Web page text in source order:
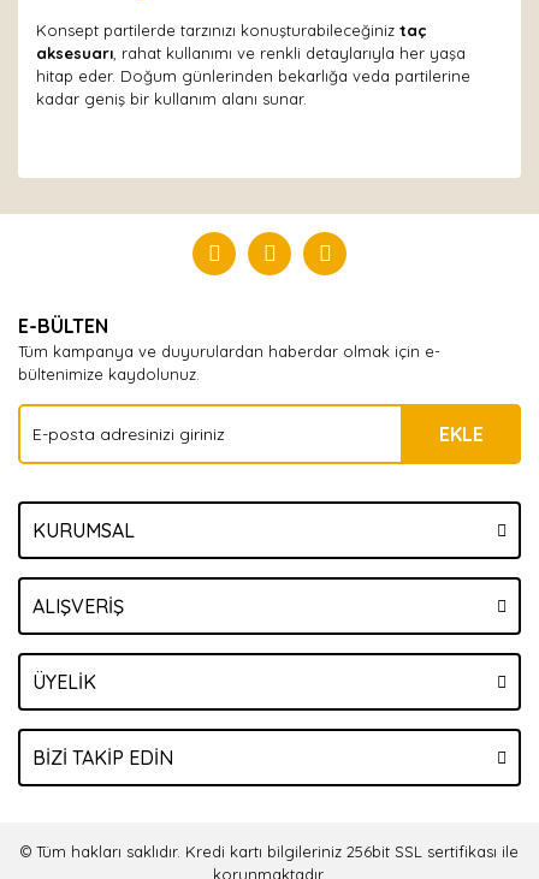
Konsept partilerde tarzınızı konuşturabileceğiniz taç
aksesuarı , rahat kullanımı ve renkli detaylarıyla her yaşa
hitap eder. Doğum günlerinden bekarlığa veda partilerine
kadar geniş bir kullanım alanı sunar.
Yorum Yaz
E-BÜLTEN
Tüm kampanya ve duyurulardan haberdar olmak için e-
bültenimize kaydolunuz.
EKLE
KURUMSAL
ALIŞVERİŞ
ÜYELİK
BİZİ TAKİP EDİN
© Tüm hakları saklıdır. Kredi kartı bilgileriniz 256bit SSL sertifikası ile
korunmaktadır.